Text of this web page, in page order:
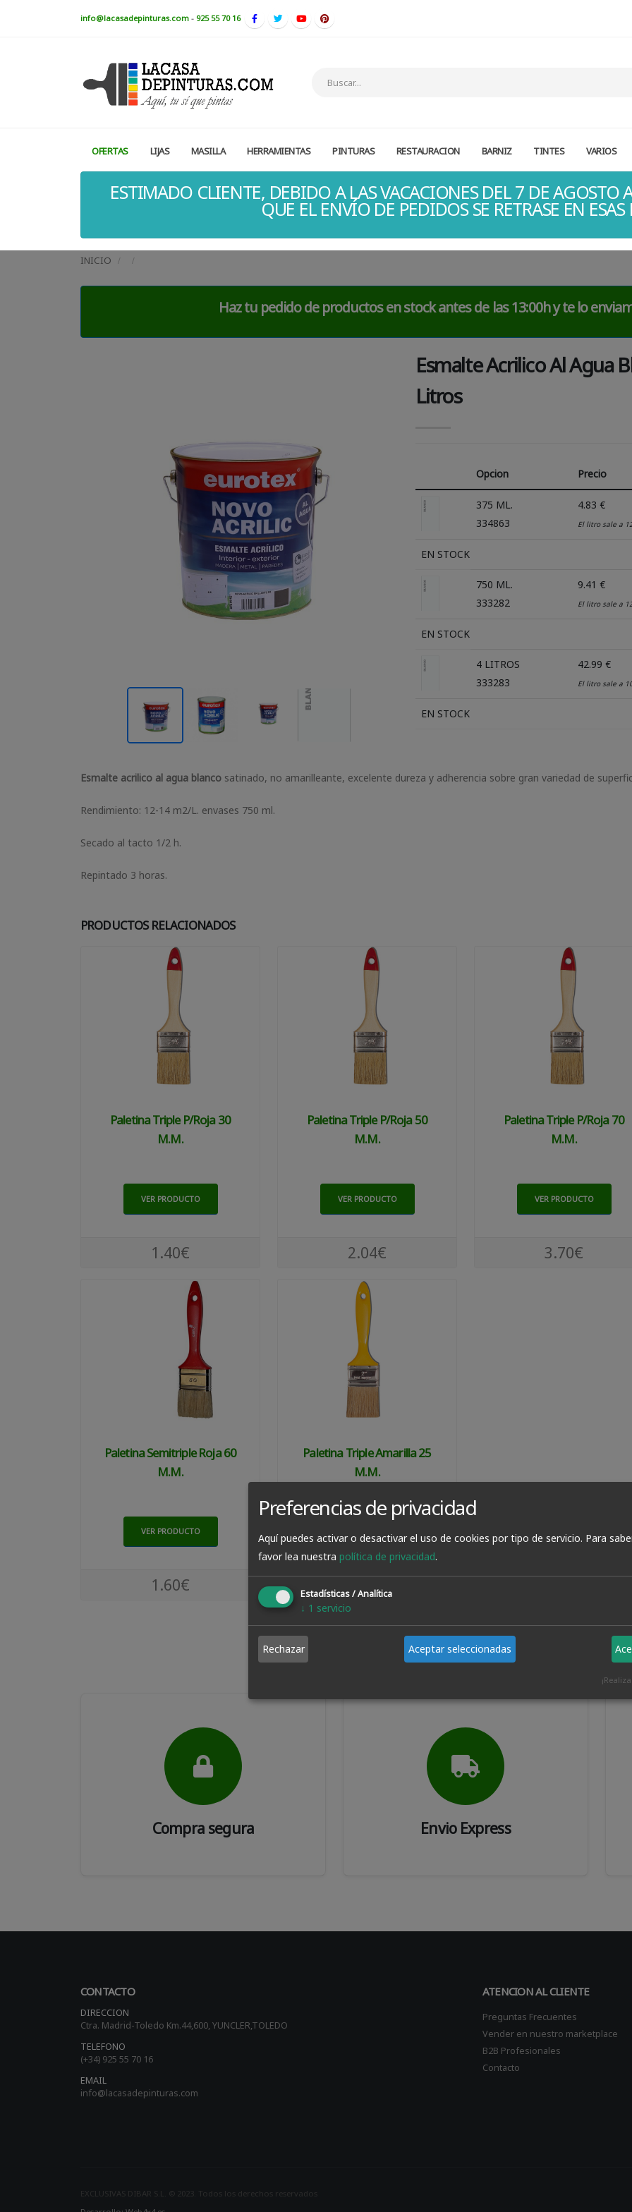
info@lacasadepinturas.com - 925 55 70 16
OFERTAS LIJAS MASILLA HERRAMIENTAS PINTURAS RESTAURACION BARNIZ TINTES VARIOS
ESTIMADO CLIENTE, DEBIDO A LAS VACACIONES DEL 7 DE AGOSTO
QUE EL ENVÍO DE PEDIDOS SE RETRASE EN ESAS
INICIO
Haz tu pedido de productos en stock antes de las 13:00h y te lo
Esmalte Acrilico Al Agua
Litros
Opcion Precio
375 ML.
334863
4.83 €
El litro sale a
EN STOCK
750 ML.
333282
9.41 €
El litro sale a
EN STOCK
4 LITROS
333283
42.99 €
El litro sale a
EN STOCK
Esmalte acrilico al agua blanco satinado, no amarilleante, excelente dureza y adherencia sobre gran variedad de
Rendimiento: 12-14 m2/L. envases 750 ml.
Secado al tacto 1/2 h.
Repintado 3 horas.
PRODUCTOS RELACIONADOS
Paletina Triple P/roja 30
M.m.
VER PRODUCTO
1.40€
Paletina Triple P/roja 50
M.m.
VER PRODUCTO
2.04€
Paletina Triple P/roja 70
M.m.
VER PRODUCTO
3.70€
Paletina Semitriple Roja 60
M.m.
VER PRODUCTO
1.60€
Paletina Triple Amarilla 25
M.m.
0.94€
Compra segura Envio Express
CONTACTO
DIRECCION
Ctra. Madrid-Toledo Km.44,600, YUNCLER,TOLEDO
TELEFONO
(+34) 925 55 70 16
EMAIL
info@lacasadepinturas.com
ATENCION AL CLIENTE
Preguntas Frecuentes
Vender en nuestro marketplace
B2B Profesionales
Contacto
EXCLUSIVAS DIBAR S.L. © 2023. Todos los derechos reservados
Preferencias de privacidad
Aquí puedes activar o desactivar el uso de cookies por tipo de servicio. Para
favor lea nuestra política de privacidad.
Estadísticas / Analítica
↓ 1 servicio
Rechazar Aceptar seleccionadas